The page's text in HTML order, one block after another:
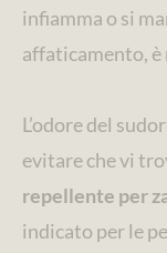
infiamma o si
affaticamento, è
L’odore del
evitare che vi
repellente per
indicato per le